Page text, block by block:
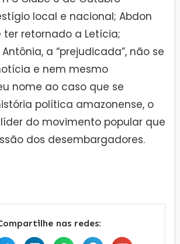
local e nacional; Abdon
ter retornado a Letícia;
a “prejudicada”, não se
e nem mesmo
nome ao caso que se
política amazonense, o
do movimento popular que
dos desembargadores.
nas redes: